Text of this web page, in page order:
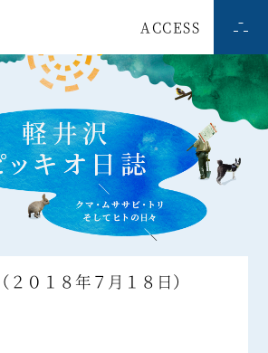
ACCESS
０１８年７月１８日）